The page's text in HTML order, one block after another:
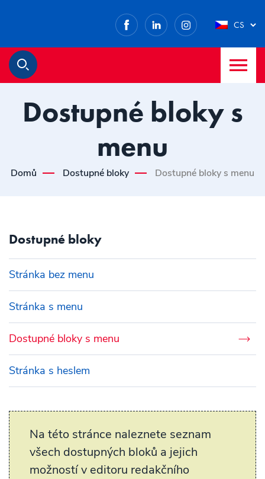
Facebook
LinkedInInstagram
CS
Dostupné bloky s
menu
Domů Dostupné bloky Dostupné bloky s menu
Dostupné bloky
Stránka bez menu
Stránka s menu
Dostupné bloky s menu
Stránka s heslem
Na této stránce naleznete seznam
všech dostupných bloků a jejich
možností v editoru redakčního